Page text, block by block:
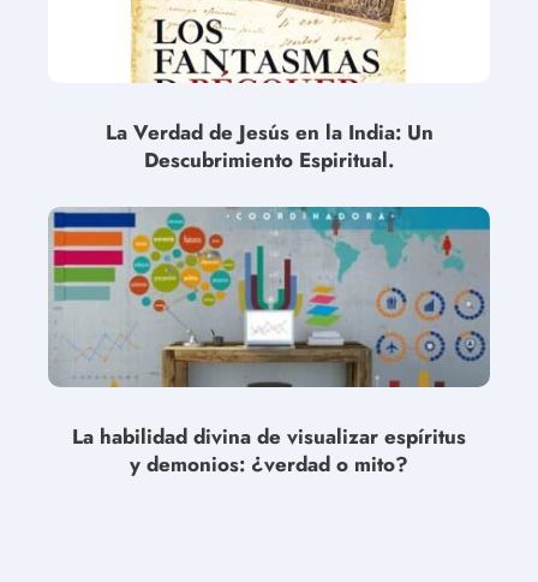
La Verdad de Jesús en la India: Un
Descubrimiento Espiritual.
La habilidad divina de visualizar espíritus
y demonios: ¿verdad o mito?